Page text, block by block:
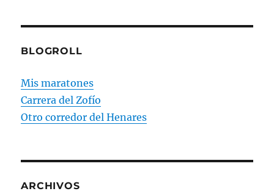
BLOGROLL
Mis maratones
Carrera del Zofío
Otro corredor del Henares
ARCHIVOS